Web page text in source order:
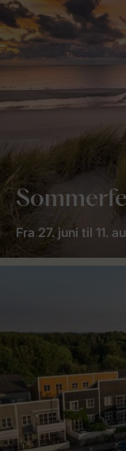
Fra 27. juni til 11.